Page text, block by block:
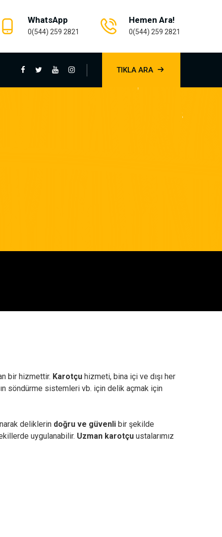
WhatsApp
0(544) 259 2821
Hemen Ara!
0(544) 259 2821
TIKLA ARA
bir hizmettir. Karotçu hizmeti, bina içi ve dışı her
söndürme sistemleri vb. için delik açmak için
deliklerin doğru ve güvenli bir şekilde
uygulanabilir. Uzman karotçu ustalarımız